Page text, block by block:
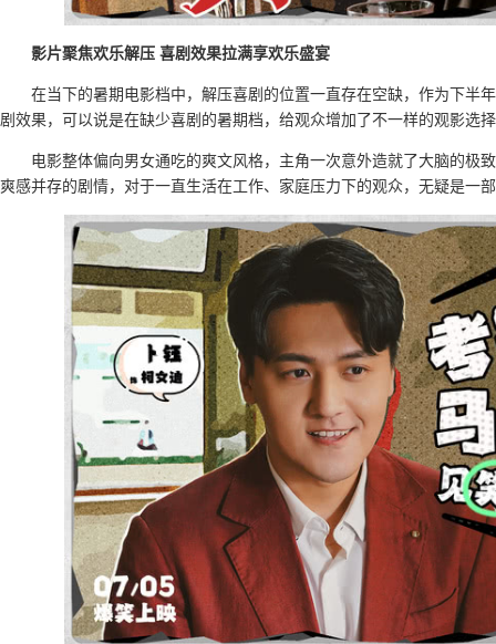
影片聚焦欢乐解压 喜剧效果拉满享欢乐盛宴
在当下的暑期电影档中，解压喜剧的位置一直存在空缺，作为下半
剧效果，可以说是在缺少喜剧的暑期档，给观众增加了不一样的观影选
电影整体偏向男女通吃的爽文风格，主角一次意外造就了大脑的极
爽感并存的剧情，对于一直生活在工作、家庭压力下的观众，无疑是一